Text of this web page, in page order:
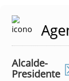
Alcalde-
Presidente